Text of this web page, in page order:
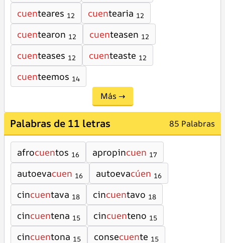
cuenteares 12 cuentearia 12
cuentearon 12 cuenteasen 12
cuenteases 12 cuenteaste 12
cuenteemos 14
Más →
Palabras de 11 letras 85 Palabras
afrocuentos 16 apropincuen 17
autoevacuen 16 autoevacúen 16
cincuentava 18 cincuentavo 18
cincuentena 15 cincuenteno 15
cincuentona 15 consecuente 15